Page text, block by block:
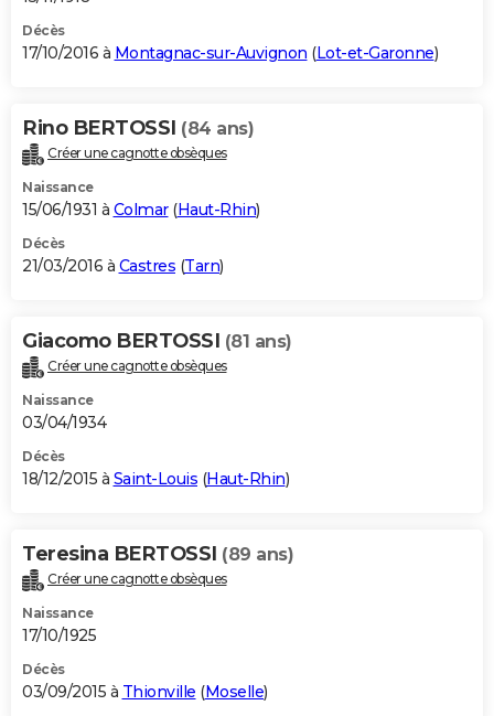
Décès
17/10/2016 à Montagnac-sur-Auvignon (Lot-et-Garonne)
Rino BERTOSSI (84 ans)
Créer une cagnotte obsèques
Naissance
15/06/1931 à Colmar(Haut-Rhin)
Décès
21/03/2016 à Castres (Tarn)
Giacomo BERTOSSI (81 ans)
Créer une cagnotte obsèques
Naissance
03/04/1934
Décès
18/12/2015 à Saint-Louis (Haut-Rhin)
Teresina BERTOSSI (89 ans)
Créer une cagnotte obsèques
Naissance
17/10/1925
Décès
03/09/2015 à Thionville (Moselle)